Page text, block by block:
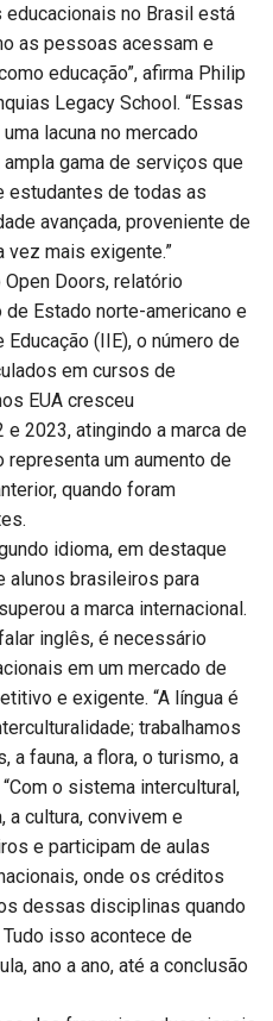
educacionais no Brasil está
as pessoas acessam e
educação”, afirma Philip
Legacy School. “Essas
lacuna no mercado
gama de serviços que
estudantes de todas as
avançada, proveniente de
vez mais exigente.”
Doors, relatório
Estado norte-americano e
(IIE), o número de
em cursos de
EUA cresceu
2023, atingindo a marca de
um aumento de
quando foram
idioma, em destaque
alunos brasileiros para
a marca internacional.
inglês, é necessário
em um mercado de
e exigente. “A língua é
trabalhamos
fauna, a flora, o turismo, a
“Com o sistema intercultural,
a cultura, convivem e
e participam de aulas
onde os créditos
dessas disciplinas quando
isso acontece de
ano a ano, até a conclusão